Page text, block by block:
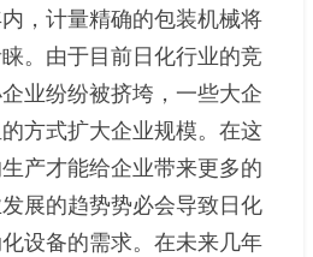
，计量精确的包装机械将
。由于目前日化行业的竞
业纷纷被挤垮，一些大企
方式扩大企业规模。在这
产才能给企业带来更多的
展的趋势势必会导致日化
设备的需求。在未来几年